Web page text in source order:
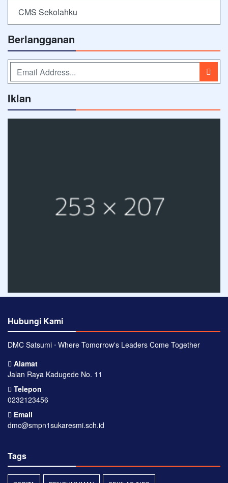
CMS Sekolahku
Berlangganan
Iklan
Hubungi Kami
DMC Satsumi ⋅ Where Tomorrow's Leaders Come Together
Alamat
Jalan Raya Kadugede No. 11
Telepon
0232123456
Email
dmc@smpn1sukaresmi.sch.id
Tags